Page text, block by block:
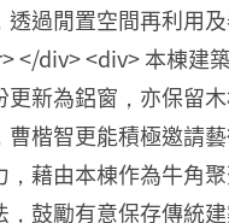
透過閒置空間再利用
</div> <div> 本棟建
更新為鋁窗，亦保留
曹楷智更能積極邀請
，藉由本棟作為牛角
，鼓勵有意保存傳統